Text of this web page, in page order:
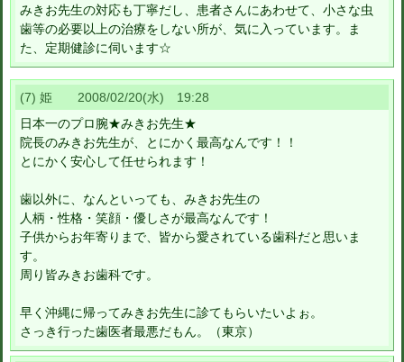
みきお先生の対応も丁寧だし、患者さんにあわせて、小さな虫
歯等の必要以上の治療をしない所が、気に入っています。ま
た、定期健診に伺います☆
(7) 姫 2008/02/20(水) 19:28
日本一のプロ腕★みきお先生★
院長のみきお先生が、とにかく最高なんです！！
とにかく安心して任せられます！
歯以外に、なんといっても、みきお先生の
人柄・性格・笑顔・優しさが最高なんです！
子供からお年寄りまで、皆から愛されている歯科だと思いま
す。
周り皆みきお歯科です。
早く沖縄に帰ってみきお先生に診てもらいたいよぉ。
さっき行った歯医者最悪だもん。（東京）